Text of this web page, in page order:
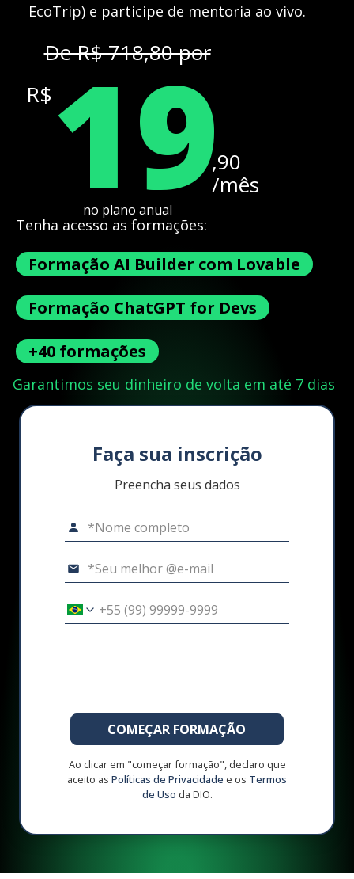
EcoTrip) e participe de mentoria ao vivo.
De R$ 718,80 por
R$ 19,90
/mês
no plano anual
Tenha acesso as formações:
Formação AI Builder com Lovable
Formação ChatGPT for Devs
+40 formações
Garantimos seu dinheiro de volta em até 7 dias
Faça sua inscrição
Preencha seus dados
COMEÇAR FORMAÇÃO
Ao clicar em "começar formação", declaro que
aceito as Políticas de Privacidade e os Termos
de Uso da DIO.